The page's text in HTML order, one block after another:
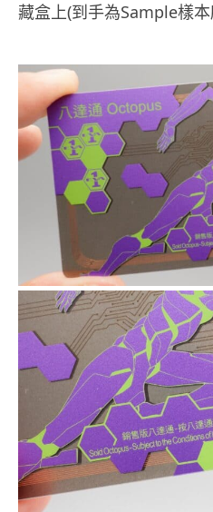
藏盒上(到手為Sample樣